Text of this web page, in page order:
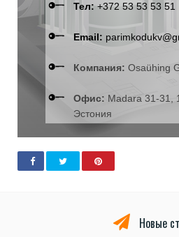
Тел: +372 53 53 53 51
Email:
Компания: Osaühing
Офис: Madara 31-31,
Эстония
Новые